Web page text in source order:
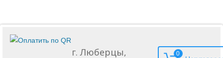
г. Люберцы,
0